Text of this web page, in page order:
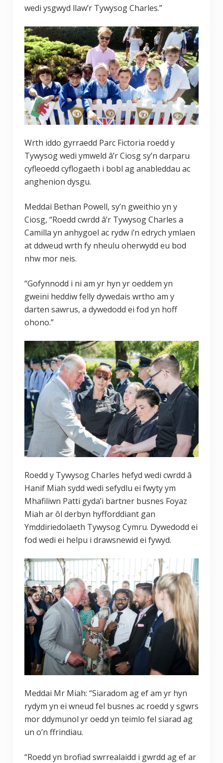
wedi ysgwyd llaw’r Tywysog Charles.”
Wrth iddo gyrraedd Parc Fictoria roedd y
Tywysog wedi ymweld â’r Ciosg sy’n darparu
cyfleoedd cyflogaeth i bobl ag anableddau ac
anghenion dysgu.
Meddai Bethan Powell, sy’n gweithio yn y
Ciosg, “Roedd cwrdd â’r Tywysog Charles a
Camilla yn anhygoel ac rydw i’n edrych ymlaen
at ddweud wrth fy nheulu oherwydd eu bod
nhw mor neis.
“Gofynnodd i ni am yr hyn yr oeddem yn
gweini heddiw felly dywedais wrtho am y
darten sawrus, a dywedodd ei fod yn hoff
ohono.”
Roedd y Tywysog Charles hefyd wedi cwrdd â
Hanif Miah sydd wedi sefydlu ei fwyty ym
Mhafiliwn Patti gyda’i bartner busnes Foyaz
Miah ar ôl derbyn hyfforddiant gan
Ymddiriedolaeth Tywysog Cymru. Dywedodd ei
fod wedi ei helpu i drawsnewid ei fywyd.
Meddai Mr Miah: “Siaradom ag ef am yr hyn
rydym yn ei wneud fel busnes ac roedd y sgwrs
mor ddymunol yr oedd yn teimlo fel siarad ag
un o’n ffrindiau.
“Roedd yn brofiad swrrealaidd i gwrdd ag ef ar